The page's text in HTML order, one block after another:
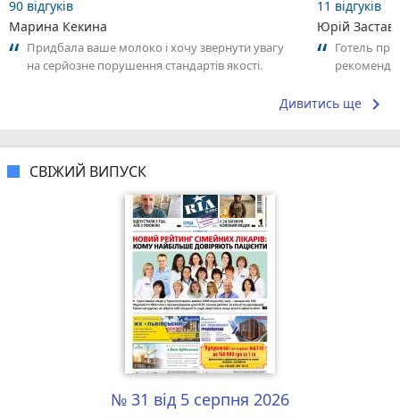
90 відгуків
Марина Кекина
Придбала ваше молоко і хочу звернути увагу
на серйозне порушення стандартів якості.
11 відгуків
Юрій
Готель
Дивитись ще keyboard_arrow_right
СВІЖИЙ ВИПУСК
№ 31 від 5 серпня 2026